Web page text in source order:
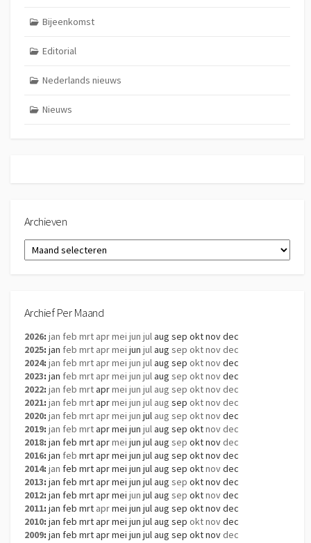
Bijeenkomst
Editorial
Nederlands nieuws
Nieuws
Archieven
Archieven
Archief Per Maand
2026: jan feb mrt aprmei jun julaug sep oktnovdec
2025: jan feb mrt aprmei jun julaug sep oktnov dec
2024: jan feb mrt aprmei jun julaug sep oktnovdec
2023: jan feb mrt aprmei jun julaug sep oktnovdec
2022: jan feb mrtaprmei jun jul aug sep oktnov dec
2021: jan feb mrtaprmei jun jul aug sep oktnov dec
2020: jan feb mrt aprmei jun jul aug sep oktnovdec
2019: jan feb mrtaprmei jun julaug sep oktnov dec
2018: jan feb mrtaprmei jun julaug sep oktnov dec
2016: jan feb mrtaprmei jun julaug sep oktnovdec
2014: jan feb mrtaprmei jun julaug sep oktnovdec
2013: jan feb mrtaprmei jun julaug sep oktnovdec
2012: jan feb mrtaprmei jun julaug sep oktnovdec
2011: jan feb mrt aprmei jun julaug sep oktnovdec
2010: jan feb mrtaprmei jun julaug sep oktnovdec
2009: jan feb mrtaprmei jun julaug sep oktnov dec